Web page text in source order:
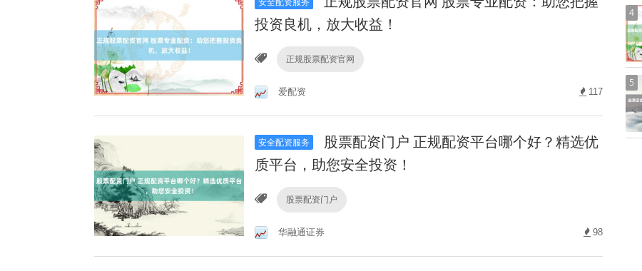
投资良机，放大收益！
正规股票配资官网
爱配资 117
安全配资服务
股票配资门户 正规配资平台哪个好？精选优
质平台，助您安全投资！
股票配资门户
华融通证券 98
4
5